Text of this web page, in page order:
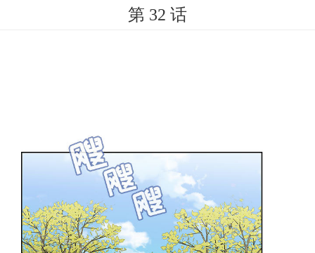
第 32 话